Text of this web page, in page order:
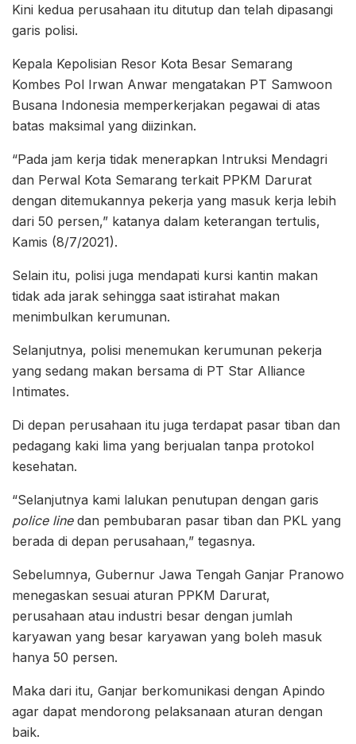
Kini kedua perusahaan itu ditutup dan telah dipasangi
garis polisi.
Kepala Kepolisian Resor Kota Besar Semarang
Kombes Pol Irwan Anwar mengatakan PT Samwoon
Busana Indonesia memperkerjakan pegawai di atas
batas maksimal yang diizinkan.
“Pada jam kerja tidak menerapkan Intruksi Mendagri
dan Perwal Kota Semarang terkait PPKM Darurat
dengan ditemukannya pekerja yang masuk kerja lebih
dari 50 persen,” katanya dalam keterangan tertulis,
Kamis (8/7/2021).
Selain itu, polisi juga mendapati kursi kantin makan
tidak ada jarak sehingga saat istirahat makan
menimbulkan kerumunan.
Selanjutnya, polisi menemukan kerumunan pekerja
yang sedang makan bersama di PT Star Alliance
Intimates.
Di depan perusahaan itu juga terdapat pasar tiban dan
pedagang kaki lima yang berjualan tanpa protokol
kesehatan.
“Selanjutnya kami lalukan penutupan dengan garis
police linedan pembubaran pasar tiban dan PKL yang
berada di depan perusahaan,” tegasnya.
Sebelumnya, Gubernur Jawa Tengah Ganjar Pranowo
menegaskan sesuai aturan PPKM Darurat,
perusahaan atau industri besar dengan jumlah
karyawan yang besar karyawan yang boleh masuk
hanya 50 persen.
Maka dari itu, Ganjar berkomunikasi dengan Apindo
agar dapat mendorong pelaksanaan aturan dengan
baik.